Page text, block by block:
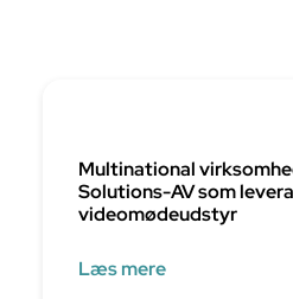
Multinational
Solutions-AV som
videomødeudstyr
Læs mere